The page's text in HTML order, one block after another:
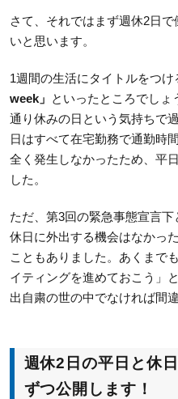
さて、それではまず週休2日
いと思います。
1週間の生活にタイトルをつ
week」 といったところでし
通り休みの日という気持ちで
日はすべて在宅勤務で通勤時
全く発生しなかったため、平
した。
ただ、第3回の緊急事態宣言
休日に外出する機会はなかっ
こともありました。あくまで
イティングを進めておこう」
出自粛の世の中でなければ間
週休2日の平日と休
ずつ公開します！